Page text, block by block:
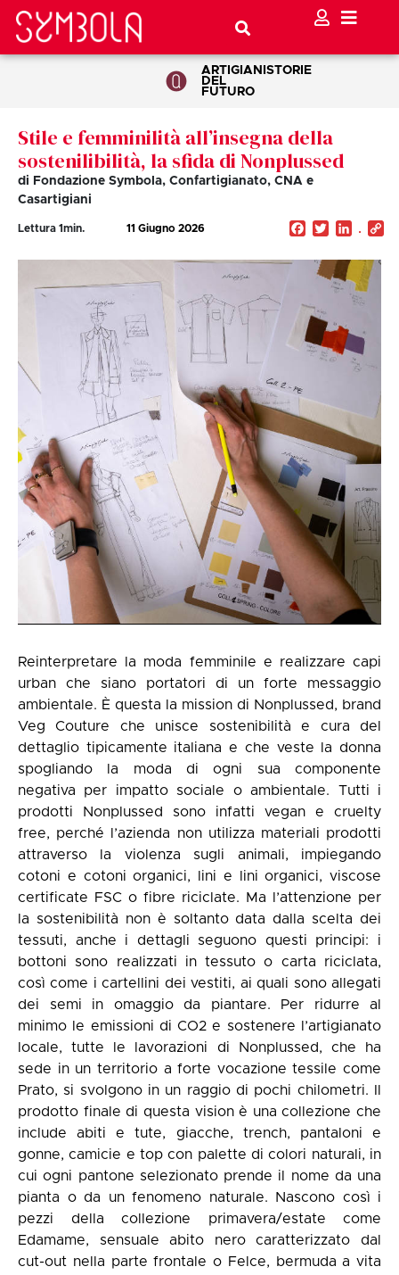
ARTIGIANI
DEL
FUTURO
STORIE
Stile e femminilità all’insegna della
sostenilibilità, la sfida di Nonplussed
di Fondazione Symbola, Confartigianato, CNA e
Casartigiani
Lettura 1min. 11 Giugno 2026 Facebook
Twitter
Reinterpretare la moda femminile e realizzare capi
urban che siano portatori di un forte messaggio
ambientale. È questa la mission di Nonplussed, brand
Veg Couture che unisce sostenibilità e cura del
dettaglio tipicamente italiana e che veste la donna
spogliando la moda di ogni sua componente
negativa per impatto sociale o ambientale. Tutti i
prodotti Nonplussed sono infatti vegan e cruelty
free, perché l’azienda non utilizza materiali prodotti
attraverso la violenza sugli animali, impiegando
cotoni e cotoni organici, lini e lini organici, viscose
certificate FSC o fibre riciclate. Ma l’attenzione per
la sostenibilità non è soltanto data dalla scelta dei
tessuti, anche i dettagli seguono questi principi: i
bottoni sono realizzati in tessuto o carta riciclata,
così come i cartellini dei vestiti, ai quali sono allegati
dei semi in omaggio da piantare. Per ridurre al
minimo le emissioni di CO2 e sostenere l’artigianato
locale, tutte le lavorazioni di Nonplussed, che ha
sede in un territorio a forte vocazione tessile come
Prato, si svolgono in un raggio di pochi chilometri. Il
prodotto finale di questa vision è una collezione che
include abiti e tute, giacche, trench, pantaloni e
gonne, camicie e top con palette di colori naturali, in
cui ogni pantone selezionato prende il nome da una
pianta o da un fenomeno naturale. Nascono così i
pezzi della collezione primavera/estate come
Edamame, sensuale abito nero caratterizzato dal
cut-out nella parte frontale o Felce, bermuda a vita